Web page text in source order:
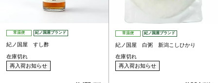
常温便 紀ノ国屋ブランド
紀ノ国屋 すし酢
在庫切れ
再入荷お知らせ
常温便 紀ノ国屋ブランド
紀ノ国屋 白粥 新潟こしひかり
在庫切れ
再入荷お知らせ